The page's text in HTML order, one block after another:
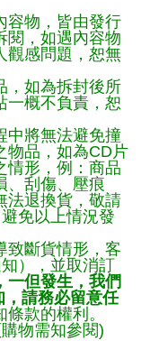
容物，皆由發行
閱，如遇內容物
觀感問題，恕無
，如為拆封後所
一概不負責，恕
中將無法避免撞
物品，如為CD片
情形，例：商品
、刮傷、壓痕
法退換貨，敬請
免以上情況發
致斷貨情形，客
），並取消訂
一但發生，我們
請務必留意任
款的權利。
物需知參閱)